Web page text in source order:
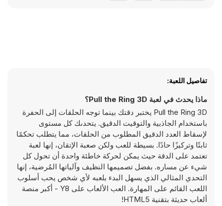
تفاصيل اللعبة:
ماذا يحدث في لعبة Pull the Ring 3D؟
Pull the Ring 3D يختبر دقتك بينما توجه الحلقات إلى الحفرة
باستخدام الجاذبية والتوقيت الدقيق. يتحدىك كل مستوى
لإسقاط العدد الدقيق المطلوب من الحلقات، مما يتطلب تحكمًا
ثابتًا وتركيزًا حادًا. بسيطة للعب ولكن صعبة الإتقان، إنها لعبة
تعتمد على الدقة حيث يمكن لحركة خاطئة واحدة أن تحول كل
شيء عن مساره. بفضل تصميمها النظيف وآلياتها المُرضية، إنها
التحدي المثالي الذي يسهل البدء بلعبه لأي شخص يحب أسلوب
اللعب القائم على المهارة. العب الألعاب على Y8 - أكبر منصة
ألعاب حديثة بتقنية HTML5!